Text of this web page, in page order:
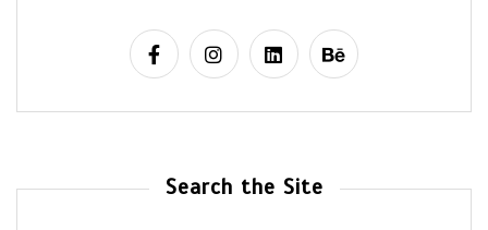
Search the Site